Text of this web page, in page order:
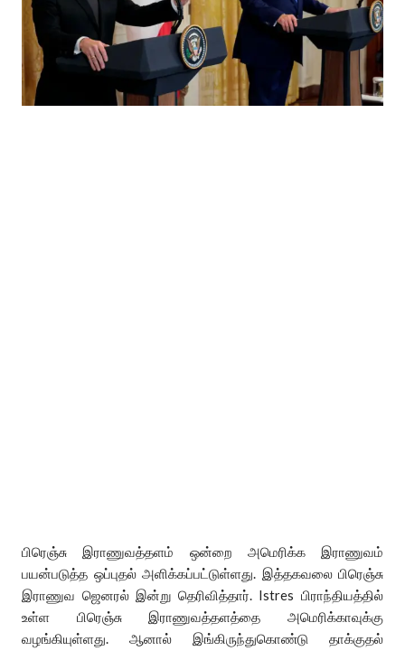
பிரெஞ்சு இராணுவத்தளம் ஒன்றை அமெரிக்க இராணுவம்
பயன்படுத்த ஒப்புதல் அளிக்கப்பட்டுள்ளது. இத்தகவலை பிரெஞ்சு
இராணுவ ஜெனரல் இன்று தெரிவித்தார். Istres பிராந்தியத்தில்
உள்ள பிரெஞ்சு இராணுவத்தளத்தை அமெரிக்காவுக்கு
வழங்கியுள்ளது. ஆனால் இங்கிருந்துகொண்டு தாக்குதல்